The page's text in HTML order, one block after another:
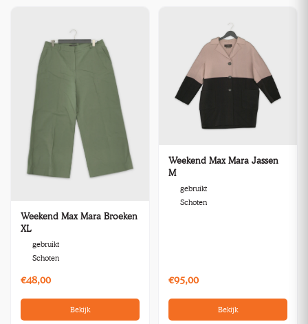
Weekend Max Mara Broeken
XL
gebruikt
Schoten
€48,00
Bekijk
Weekend Max Mara Jassen
M
gebruikt
Schoten
€95,00
Bekijk